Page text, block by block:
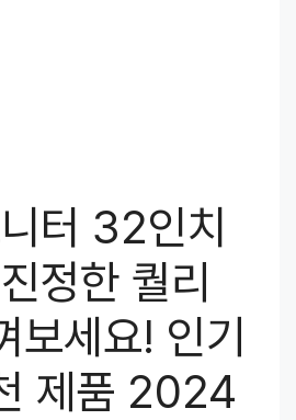
터 32인치
정한 퀄리
보세요! 인기
제품 2024